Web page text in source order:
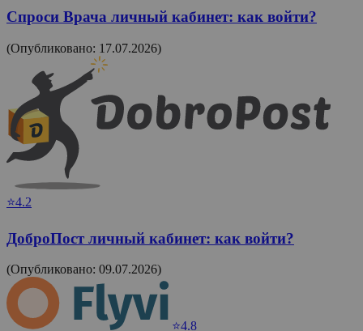
Спроси Врача личный кабинет: как войти?
(Опубликовано: 17.07.2026)
⭐4.2
ДоброПост личный кабинет: как войти?
(Опубликовано: 09.07.2026)
⭐4.8